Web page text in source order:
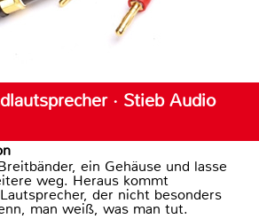
· Stieb Audio
ein Gehäuse und lasse
weg. Heraus kommt
der nicht besonders
man weiß, was man tut.